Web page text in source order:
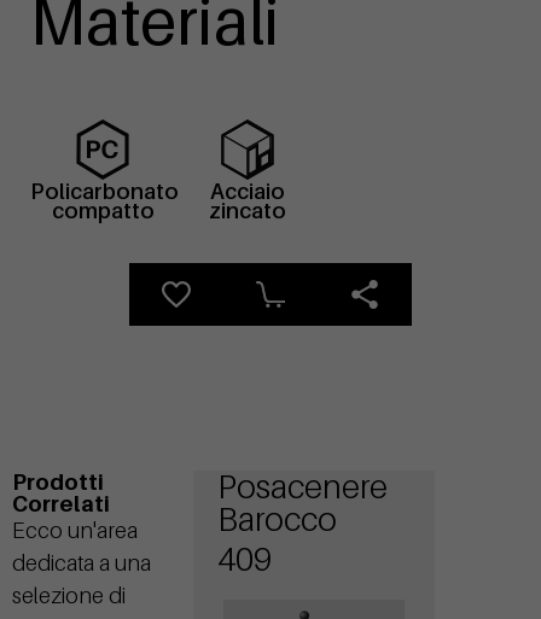
Materiali
Policarbonato
compatto
Acciaio
zincato
Prodotti
Correlati
Ecco un'area
dedicata a una
selezione di
Posacenere
Barocco
409